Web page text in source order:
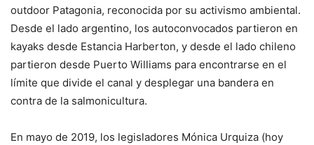
outdoor Patagonia, reconocida por su activismo ambiental.
Desde el lado argentino, los autoconvocados partieron en
kayaks desde Estancia Harberton, y desde el lado chileno
partieron desde Puerto Williams para encontrarse en el
límite que divide el canal y desplegar una bandera en
contra de la salmonicultura.
En mayo de 2019, los legisladores Mónica Urquiza (hoy